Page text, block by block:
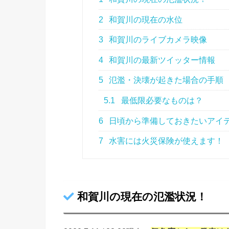
2 和賀川の現在の水位
3 和賀川のライブカメラ映像
4 和賀川の最新ツイッター情報
5 氾濫・決壊が起きた場合の手順
5.1 最低限必要なものは？
6 日頃から準備しておきたいアイ
7 水害には火災保険が使えます！
和賀川の現在の氾濫状況！